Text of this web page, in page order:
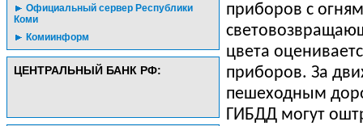
Официальный сервер Республики
Коми
Комиинформ
ЦЕНТРАЛЬНЫЙ БАНК РФ:
приборов с
цвета
приборов. За
пешеходным
ГИБДД могут